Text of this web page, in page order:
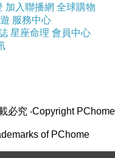
加入聯播網 全球購物
服務中心
星座命理 會員中心
必究 ‧Copyright PChome
of PChome